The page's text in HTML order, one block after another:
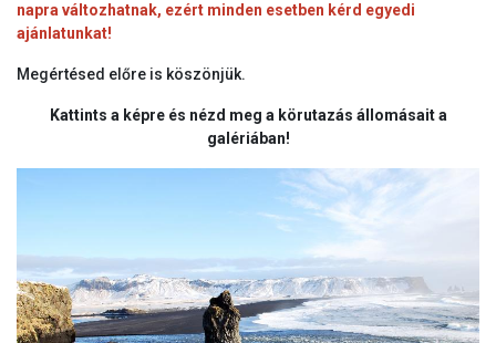
napra változhatnak, ezért minden esetben kérd egyedi
ajánlatunkat!
Megértésed előre is köszönjük.
Kattints a képre és nézd meg a körutazás állomásait a
galériában!